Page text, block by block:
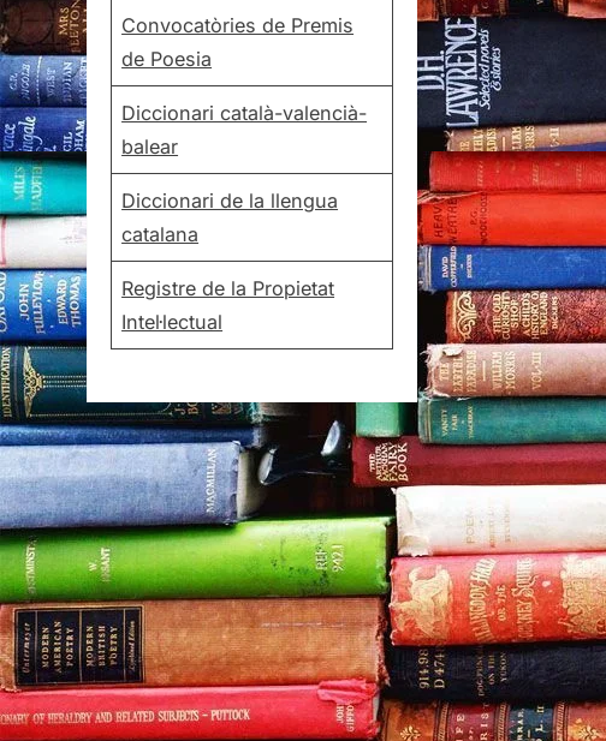
Convocatòries de Premis
de Poesia
Diccionari català-valencià-
balear
Diccionari de la llengua
catalana
Registre de la Propietat
Intel·lectual